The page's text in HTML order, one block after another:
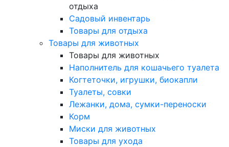
отдыха
Садовый инвентарь
Товары для отдыха
Товары для животных
Товары для животных
Наполнитель для кошачьего туалета
Когтеточки, игрушки, биокапли
Туалеты, совки
Лежанки, дома, сумки-переноски
Корм
Миски для животных
Товары для ухода